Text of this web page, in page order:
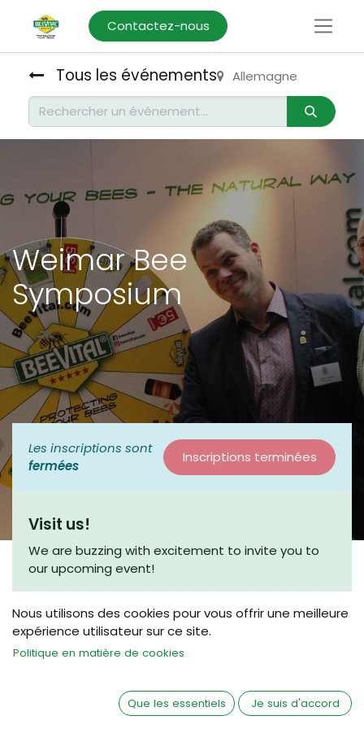
Contactez-nous
Tous les événements Allemagne
Weimar Bee
Symposium
Les inscriptions sont
fermées
Inscriptions terminées
Visit us!
We are buzzing with excitement to invite you to
our upcoming event!
fellow enthusiasts and engage in meaningful
discussions. Join us for a coffee chat, where we
can share insights and explore new ideas in a
Whether you’re a seasoned beekeeper or just
beginning your journey, we would love to have you
Nous utilisons des cookies pour vous offrir une meilleure
expérience utilisateur sur ce site.
Politique en matière de cookies
Que les essentiels Je suis d'accord